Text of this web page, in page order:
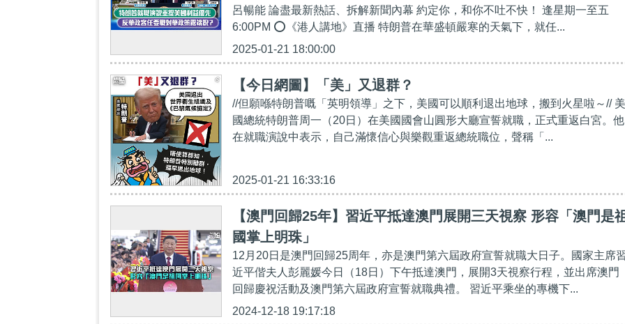
呂暢能 論盡最新熱話、拆解新聞內幕 約定你，和你不吐不快！ 逢星期一至五
6:00PM ⭕《港人講地》直播 特朗普在華盛頓嚴寒的天氣下，就任...
2025-01-21 18:00:00
【今日網圖】「美」又退群？
//但願喺特朗普嘅「英明領導」之下，美國可以順利退出地球，搬到火星啦‌～// 美
國總統特朗普周一（20日）在美國國會山圓形大廳宣誓就職，正式重返白宮。他
在就職演說中表示，自己滿懷信心與樂觀重返總統職位，聲稱「...
2025-01-21 16:33:16
【澳門回歸25年】習近平抵達澳門展開三天視察 形容「澳門是祖
國掌上明珠」
12月20日是澳門回歸25周年，亦是澳門第六屆政府宣誓就職大日子。國家主席
近平偕夫人彭麗媛今日（18日）下午抵達澳門，展開3天視察行程，並出席澳門
回歸慶祝活動及澳門第六屆政府宣誓就職典禮。 習近平乘坐的專機下...
2024-12-18 19:17:18